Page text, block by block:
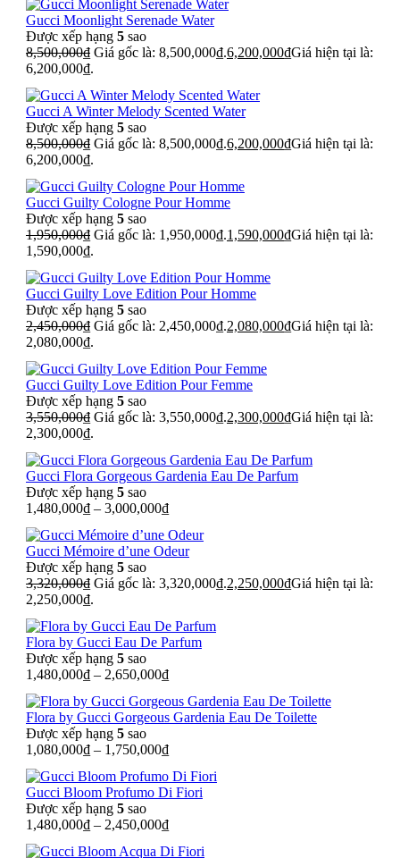
Gucci Moonlight Serenade Water
Được xếp hạng 5 sao
8,500,000₫ Giá gốc là: 8,500,000₫.6,200,000₫Giá hiện tại là:
6,200,000₫.
Gucci A Winter Melody Scented Water
Được xếp hạng 5 sao
8,500,000₫ Giá gốc là: 8,500,000₫.6,200,000₫Giá hiện tại là:
6,200,000₫.
Gucci Guilty Cologne Pour Homme
Được xếp hạng 5 sao
1,950,000₫ Giá gốc là: 1,950,000₫.1,590,000₫Giá hiện tại là:
1,590,000₫.
Gucci Guilty Love Edition Pour Homme
Được xếp hạng 5 sao
2,450,000₫ Giá gốc là: 2,450,000₫.2,080,000₫Giá hiện tại là:
2,080,000₫.
Gucci Guilty Love Edition Pour Femme
Được xếp hạng 5 sao
3,550,000₫ Giá gốc là: 3,550,000₫.2,300,000₫Giá hiện tại là:
2,300,000₫.
Gucci Flora Gorgeous Gardenia Eau De Parfum
Được xếp hạng 5 sao
1,480,000₫ – 3,000,000₫
Gucci Mémoire d’une Odeur
Được xếp hạng 5 sao
3,320,000₫ Giá gốc là: 3,320,000₫.2,250,000₫Giá hiện tại là:
2,250,000₫.
Flora by Gucci Eau De Parfum
Được xếp hạng 5 sao
1,480,000₫ – 2,650,000₫
Flora by Gucci Gorgeous Gardenia Eau De Toilette
Được xếp hạng 5 sao
1,080,000₫ – 1,750,000₫
Gucci Bloom Profumo Di Fiori
Được xếp hạng 5 sao
1,480,000₫ – 2,450,000₫